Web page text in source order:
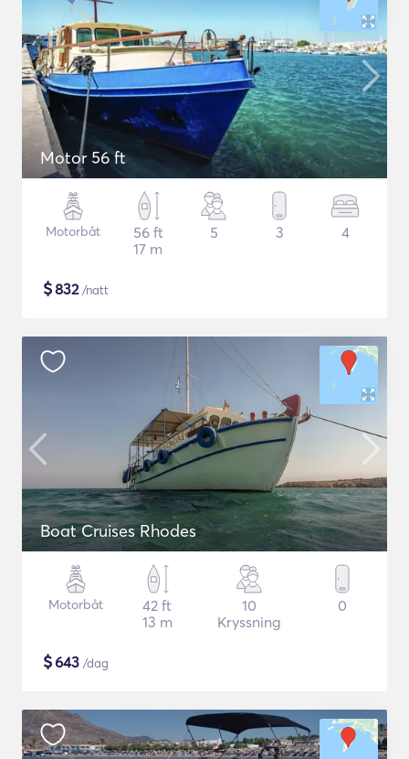
Motor 56 ft
Motorbåt
56 ft
17 m
5 3 4
$832/natt
Boat Cruises Rhodes
Motorbåt
42 ft
13 m
10
Kryssning
0
$643 /dag